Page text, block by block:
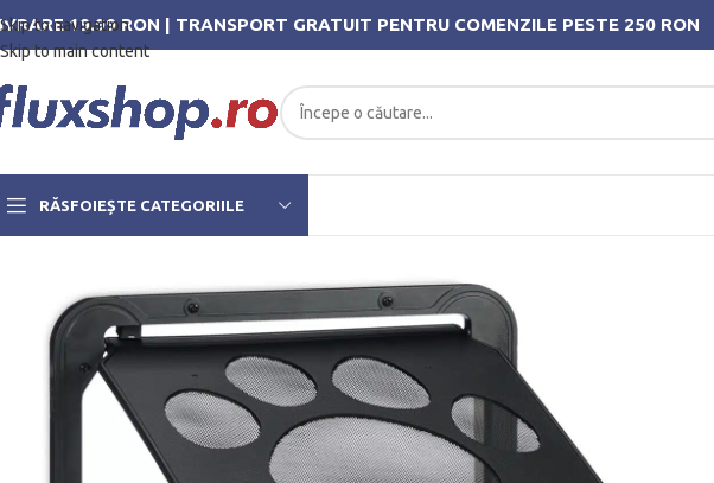
Skip to navigation
Skip to main content
19.99 RON | TRANSPORT GRATUIT PENTRU COMENZILE PESTE 250 RON
RĂSFOIEȘTE CATEGORIILE